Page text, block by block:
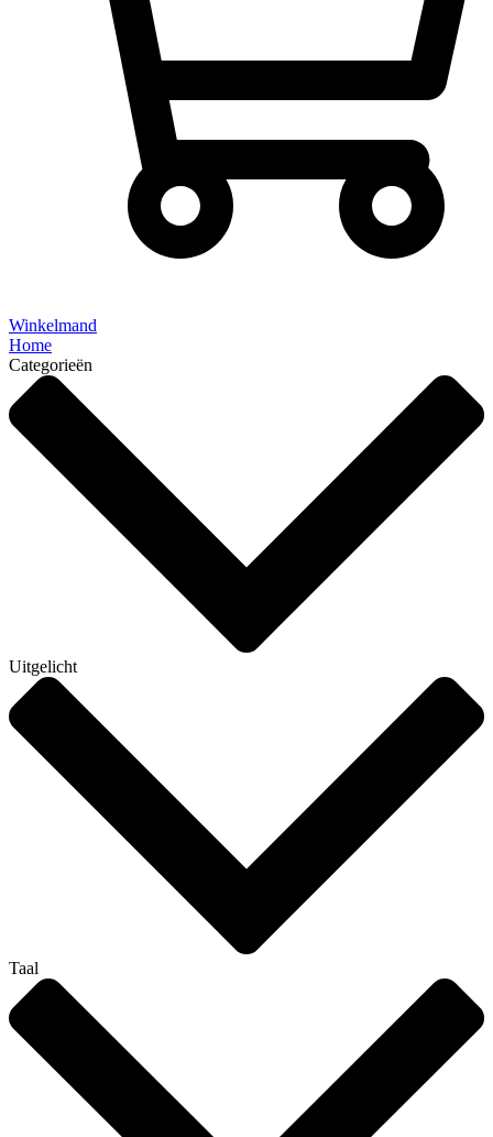
Winkelmand
Home
Categorieën
Uitgelicht
Taal